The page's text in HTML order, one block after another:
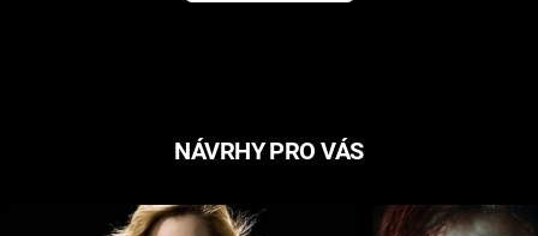
NÁVRHY PRO VÁS